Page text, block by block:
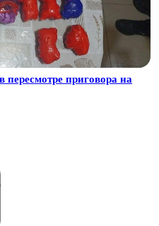
пересмотре приговора на